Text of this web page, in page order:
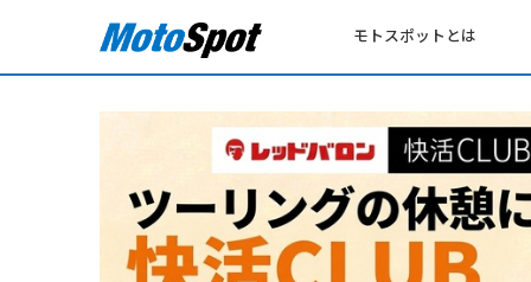
モトスポットとは